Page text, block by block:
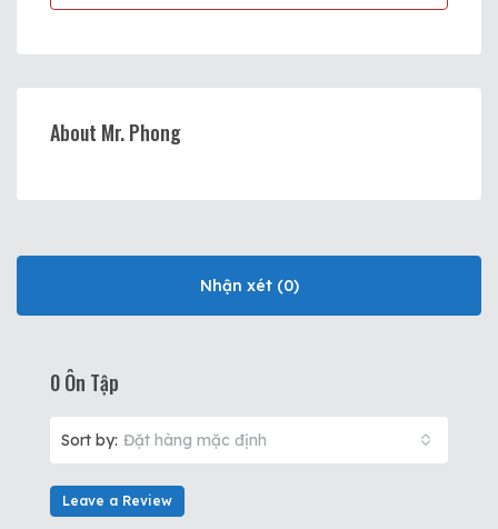
About Mr. Phong
Nhận xét (0)
0 Ôn Tập
Sort by: Đặt hàng mặc định
Leave a Review